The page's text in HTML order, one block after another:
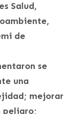
Salud,
de
se
una
mejorar
peligro;